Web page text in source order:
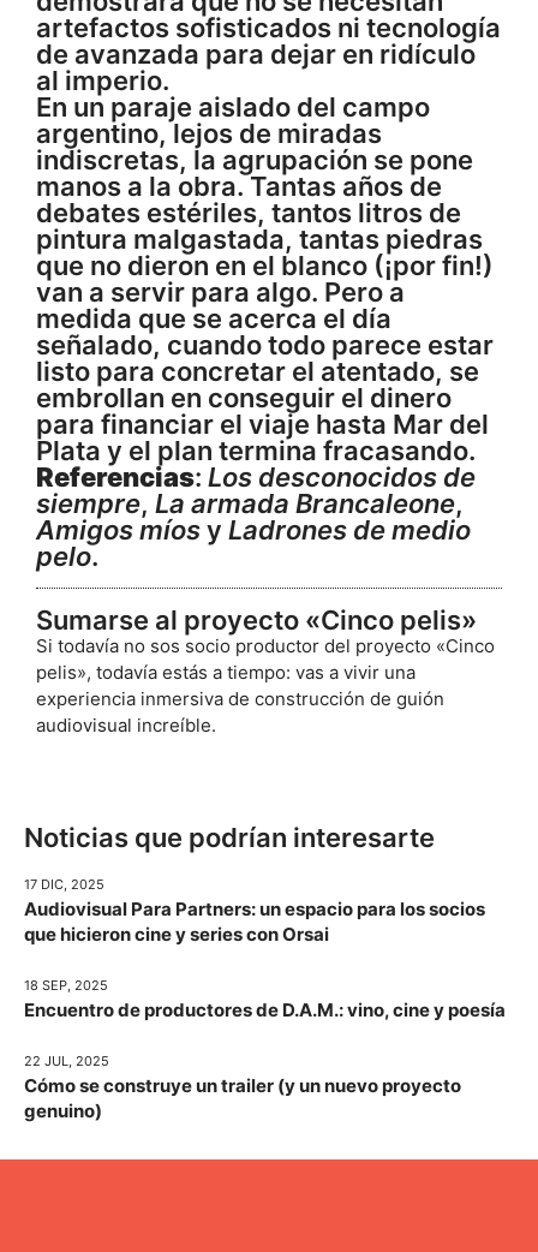
artefactos sofisticados ni tecnología
de avanzada para dejar en ridículo
al imperio.
En un paraje aislado del campo
argentino, lejos de miradas
indiscretas, la agrupación se pone
manos a la obra. Tantas años de
debates estériles, tantos litros de
pintura malgastada, tantas piedras
que no dieron en el blanco (¡por fin!)
van a servir para algo. Pero a
medida que se acerca el día
señalado, cuando todo parece estar
listo para concretar el atentado, se
embrollan en conseguir el dinero
para financiar el viaje hasta Mar del
Plata y el plan termina fracasando.
Referencias: Los desconocidos de
siempre, La armada Brancaleone,
Amigos míosy Ladrones de medio
pelo.
Sumarse al proyecto «Cinco pelis»
Si todavía no sos socio productor del proyecto «Cinco
pelis», todavía estás a tiempo: vas a vivir una
experiencia inmersiva de construcción de guión
audiovisual increíble.
Noticias que podrían interesarte
17 DIC, 2025
Audiovisual Para Partners: un espacio para los socios
que hicieron cine y series con Orsai
18 SEP, 2025
Encuentro de productores de D.A.M.: vino, cine y poesía
22 JUL, 2025
Cómo se construye un trailer (y un nuevo proyecto
genuino)